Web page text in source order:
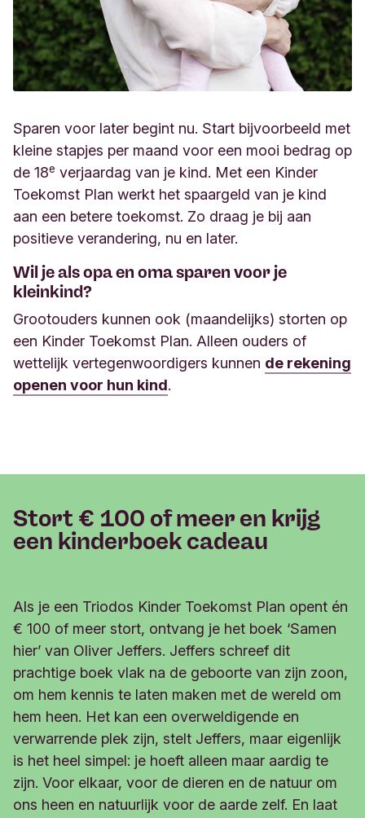
Sparen voor later begint nu. Start bijvoorbeeld met
kleine stapjes per maand voor een mooi bedrag op
de 18e verjaardag van je kind. Met een Kinder
Toekomst Plan werkt het spaargeld van je kind
aan een betere toekomst. Zo draag je bij aan
positieve verandering, nu en later.
Wil je als opa en oma sparen voor je
kleinkind?
Grootouders kunnen ook (maandelijks) storten op
een Kinder Toekomst Plan. Alleen ouders of
wettelijk vertegenwoordigers kunnen de rekening
openen voor hun kind.
Stort € 100 of meer en krijg
een kinderboek cadeau
Als je een Triodos Kinder Toekomst Plan opent én
€ 100 of meer stort, ontvang je het boek ‘Samen
hier’ van Oliver Jeffers. Jeffers schreef dit
prachtige boek vlak na de geboorte van zijn zoon,
om hem kennis te laten maken met de wereld om
hem heen. Het kan een overweldigende en
verwarrende plek zijn, stelt Jeffers, maar eigenlijk
is het heel simpel: je hoeft alleen maar aardig te
zijn. Voor elkaar, voor de dieren en de natuur om
ons heen en natuurlijk voor de aarde zelf. En laat